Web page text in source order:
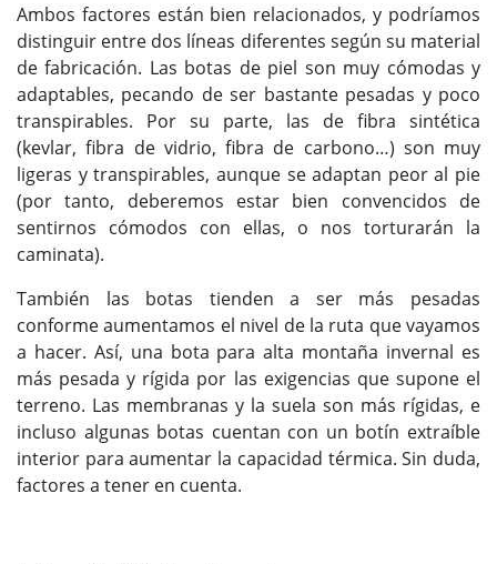
Ambos factores están bien relacionados, y podríamos
distinguir entre dos líneas diferentes según su material
de fabricación. Las botas de piel son muy cómodas y
adaptables, pecando de ser bastante pesadas y poco
transpirables. Por su parte, las de fibra sintética
(kevlar, fibra de vidrio, fibra de carbono…) son muy
ligeras y transpirables, aunque se adaptan peor al pie
(por tanto, deberemos estar bien convencidos de
sentirnos cómodos con ellas, o nos torturarán la
caminata).
También las botas tienden a ser más pesadas
conforme aumentamos el nivel de la ruta que vayamos
a hacer. Así, una bota para alta montaña invernal es
más pesada y rígida por las exigencias que supone el
terreno. Las membranas y la suela son más rígidas, e
incluso algunas botas cuentan con un botín extraíble
interior para aumentar la capacidad térmica. Sin duda,
factores a tener en cuenta.